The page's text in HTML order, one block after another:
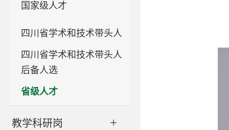
国家级人才
四川省学术和技术带头人
四川省学术和技术带头人
后备人选
省级人才
教学科研岗 +